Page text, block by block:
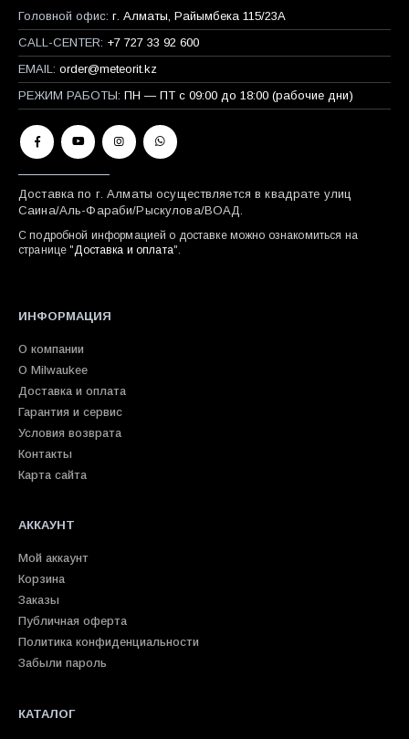
Головной офис: г. Алматы, Райымбека 115/23A
CALL-CENTER: +7 727 33 92 600
EMAIL: order@meteorit.kz
РЕЖИМ РАБОТЫ: ПН — ПТ с 09:00 до 18:00 (рабочие дни)
Доставка по г. Алматы осуществляется в квадрате улиц
Саина/Аль-Фараби/Рыскулова/ВОАД.
С подробной информацией о доставке можно ознакомиться на
странице " Доставка и оплата".
ИНФОРМАЦИЯ
О компании
О Milwaukee
Доставка и оплата
Гарантия и сервис
Условия возврата
Контакты
Карта сайта
АККАУНТ
Мой аккаунт
Корзина
Заказы
Публичная оферта
Политика конфиденциальности
Забыли пароль
КАТАЛОГ